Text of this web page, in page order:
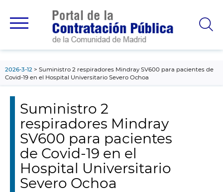
principal
2026-3-12
Suministro 2 respiradores Mindray SV600 para pacientes de
Covid-19 en el Hospital Universitario Severo Ochoa
Suministro 2
respiradores Mindray
SV600 para pacientes
de Covid-19 en el
Hospital Universitario
Severo Ochoa